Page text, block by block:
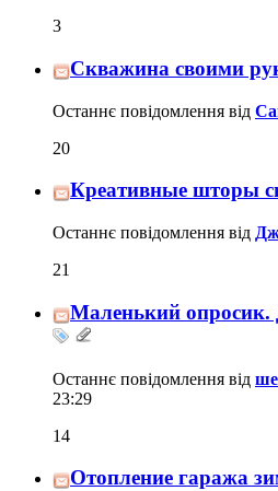
3
Скважина своими
Останнє повідомлення від
20
Креативные шторы
Останнє повідомлення від
21
Маленький опросик.
Останнє повідомлення від
23:29
14
Отопление гаража